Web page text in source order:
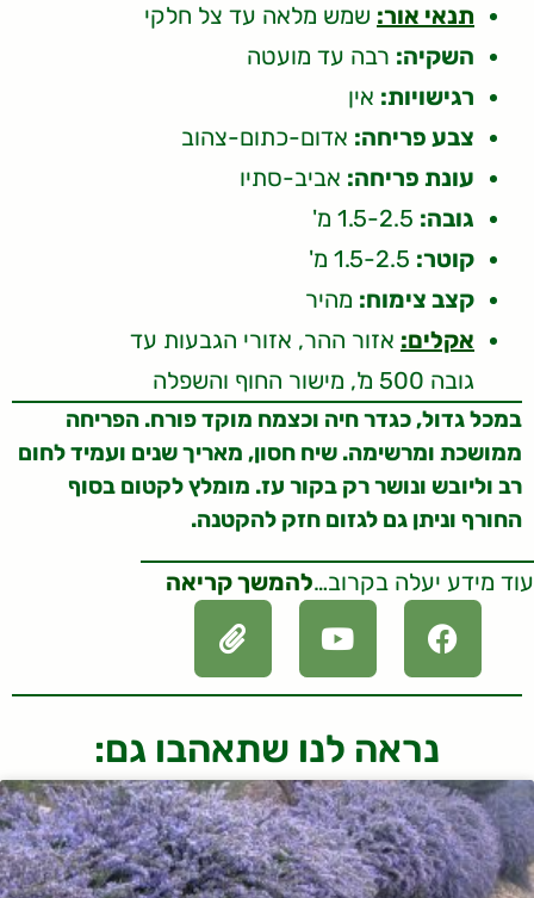
תנאי אור: שמש מלאה עד צל חלקי
השקיה: רבה עד מועטה
רגישויות: אין
צבע פריחה: אדום-כתום-צהוב
עונת פריחה: אביב-סתיו
גובה:
קוטר:
קצב צימוח: מהיר
אקלים: אזור ההר, אזורי הגבעות עד
גובה 500 מ', מישור החוף והשפלה
במכל גדול, כגדר חיה וכצמח מוקד פורח. הפריחה
ממושכת ומרשימה. שיח חסון, מאריך שנים ועמיד לחום
רב וליובש ונושר רק בקור עז. מומלץ לקטום בסוף
החורף וניתן גם לגזום חזק להקטנה.
עוד מידע יעלה בקרוב…להמשך קריאה
נראה לנו שתאהבו גם: